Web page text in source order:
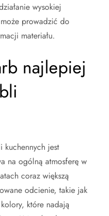
wysokiej
prowadzić do
materiału.
najlepiej
jest
na ogólną atmosferę w
coraz większą
odcienie, takie jak
które nadają